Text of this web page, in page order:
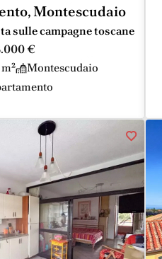
Montescudaio
sulle campagne toscane
€
Montescudaio